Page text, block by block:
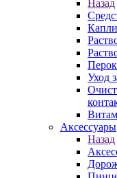
Назад
Капли
Уход
Аксессуары
Назад